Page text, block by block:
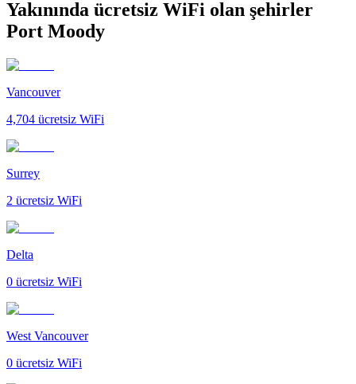
Yakınında ücretsiz WiFi olan şehirler
Port Moody
Vancouver
4,704 ücretsiz WiFi
Surrey
2 ücretsiz WiFi
Delta
0 ücretsiz WiFi
West Vancouver
0 ücretsiz WiFi